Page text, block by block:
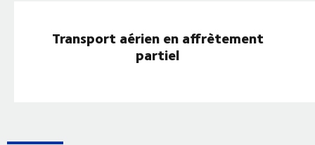
Transport aérien en affrètement
partiel